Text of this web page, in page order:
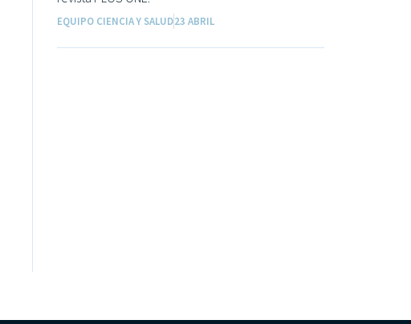
EQUIPO CIENCIA Y SALUD23 ABRIL